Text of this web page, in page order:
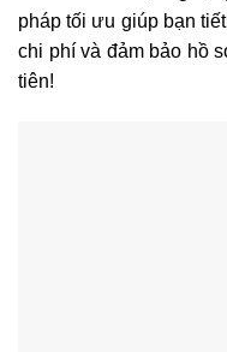
pháp tối ưu giúp bạn
chi phí và đảm bảo hồ
tiên!